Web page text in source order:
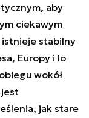
aby
ciekawym
stabilny
Europy i Io
wokół
jak stare